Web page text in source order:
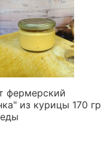
фермерский
из курицы 170 гр